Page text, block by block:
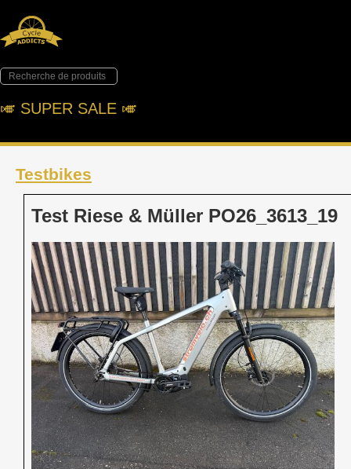
🎺︎ SUPER SALE 🎺︎
Testbikes
Test Riese & Müller PO26_3613_19